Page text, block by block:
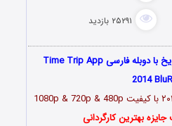
۲۵۲۹۱ بازدید
دانلود فیلم ژاپنی سفر به تاریخ با دوبله فارسی Time Trip App
2014
بهترین کارگردانی